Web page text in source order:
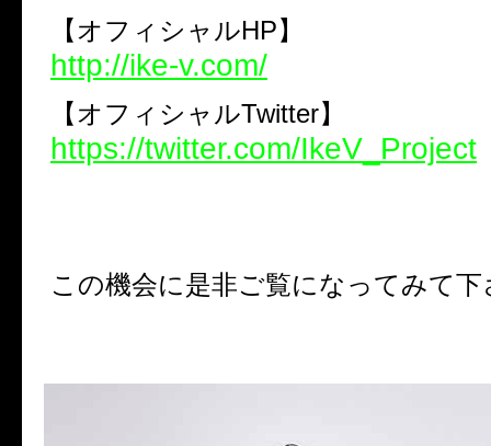
【オフィシャルHP】
http://ike-v.com/
【オフィシャルTwitter】
https://twitter.com/IkeV_Project
この機会に是非ご覧になってみて下